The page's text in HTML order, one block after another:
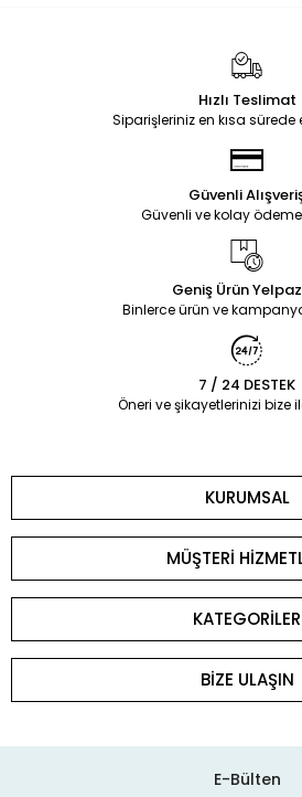
Hızlı Teslimat
Siparişleriniz en kısa sürede
Güvenli
Güvenli ve kolay
Geniş Ürün
Binlerce ürün ve
7 / 24 DESTEK
Öneri ve şikayetlerinizi bize
KURUMSAL
MÜŞTERİ
KATEGORİLER
BİZE ULAŞIN
E-Bülten